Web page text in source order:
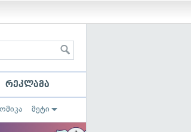
რეკლამა
მეტი